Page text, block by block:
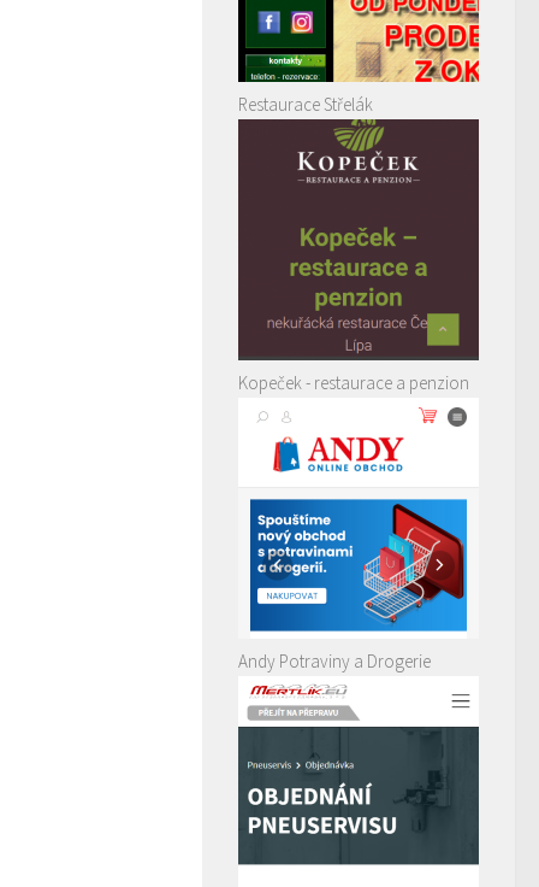
Restaurace Střelák
Kopeček - restaurace a penzion
Andy Potraviny a Drogerie